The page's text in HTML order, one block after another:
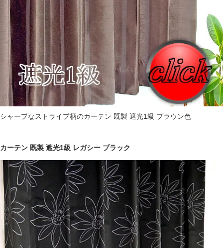
シャープなストライプ柄のカーテン 既製 遮光1級 ブラウン色
カーテン 既製 遮光1級 レガシー ブラック